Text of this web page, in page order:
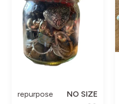
repurpose
NO SIZE